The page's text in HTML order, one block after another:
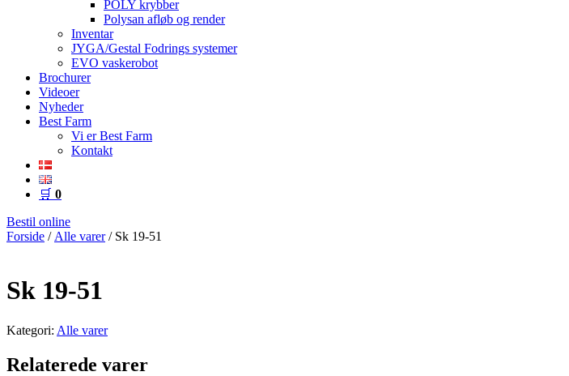
POLY krybber
Polysan afløb og render
Inventar
JYGA/Gestal Fodrings systemer
EVO vaskerobot
Brochurer
Videoer
Nyheder
Best Farm
Vi er Best Farm
Kontakt
🛒 0
Bestil online
Forside / Alle varer/ Sk 19-51
Sk 19-51
Kategori: Alle varer
Relaterede varer